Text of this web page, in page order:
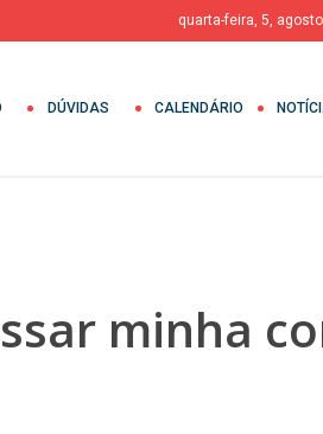
quarta-feira, 5,
DÚVIDAS CALENDÁRIO
minha